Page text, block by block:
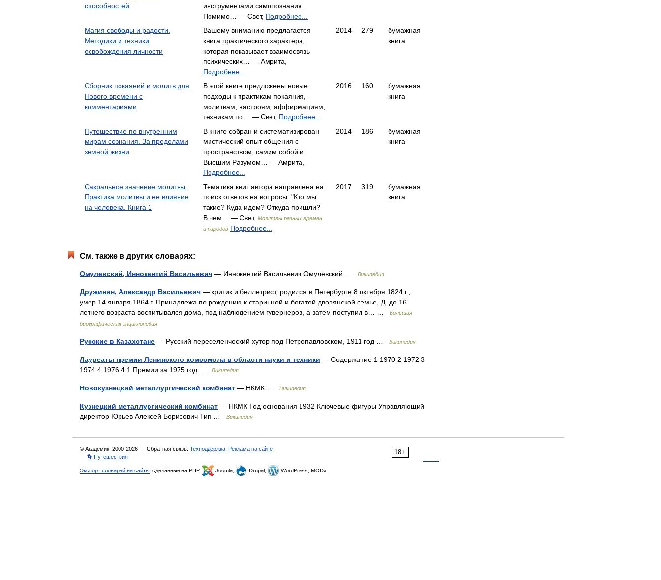
способностей
инструментами самопознания.
Помимо… — Свет, Подробнее...
Магия свободы и радости.
Методики и техники
освобождения личности
Вашему вниманию предлагается
книга практического характера,
которая показывает взаимосвязь
психических… — Амрита,
Подробнее...
2014 279
бумажная
книга
Сборник покаяний и молитв для
Нового времени с
комментариями
В этой книге предложены новые
подходы к практикам покаяния,
молитвам, настроям, аффирмациям,
техникам по… — Свет, Подробнее...
2016 160
бумажная
книга
Путешествие по внутренним
мирам сознания. За пределами
земной жизни
В книге собран и систематизирован
мистический опыт общения с
пространством, самим собой и
Высшим Разумом… — Амрита,
Подробнее...
2014 186
бумажная
книга
Сакральное значение молитвы.
Практика молитвы и ее влияние
на человека. Книга 1
Тематика книг автора направлена на
поиск ответов на вопросы: "Кто мы
такие? Куда идем? Откуда пришли?
В чем… — Свет, Молитвы разных времен
и народов Подробнее...
2017 319
бумажная
книга
См. также в других словарях:
Омулевский, Иннокентий Васильевич — Иннокентий Васильевич Омулевский … Википедия
Дружинин, Александр Васильевич — критик и беллетрист, родился в Петербурге 8 октября 1824 г.,
умер 14 января 1864 г. Принадлежа по рождению к старинной и богатой дворянской семье, Д. до 16
летнего возраста воспитывался дома, под наблюдением гувернеров, а затем поступил в… …
Большая
биографическая энциклопедия
Русские в Казахстане — Русский переселенческий хутор под Петропавловском, 1911 год … Википедия
Лауреаты премии Ленинского комсомола в области науки и техники — Содержание 1 1970 2 1972 3
1974 4 1976 4.1 Премии за 1975 год …
Википедия
Новокузнецкий металлургический комбинат — НКМК … Википедия
Кузнецкий металлургический комбинат — НКМК Год основания 1932 Ключевые фигуры Управляющий
директор Юрьев Алексей Борисович Тип …
Википедия
18+
© Академик, 2000-2026 Обратная связь: Техподдержка Реклама на сайте
👣 Путешествия
Экспорт словарей на сайты , сделанные на PHP, Joomla, Drupal, WordPress, MODx.